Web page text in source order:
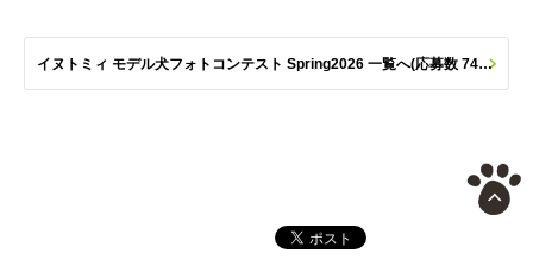
イヌトミィ モデル犬フォトコンテスト Spring2026 一覧へ(応募数 747枚)